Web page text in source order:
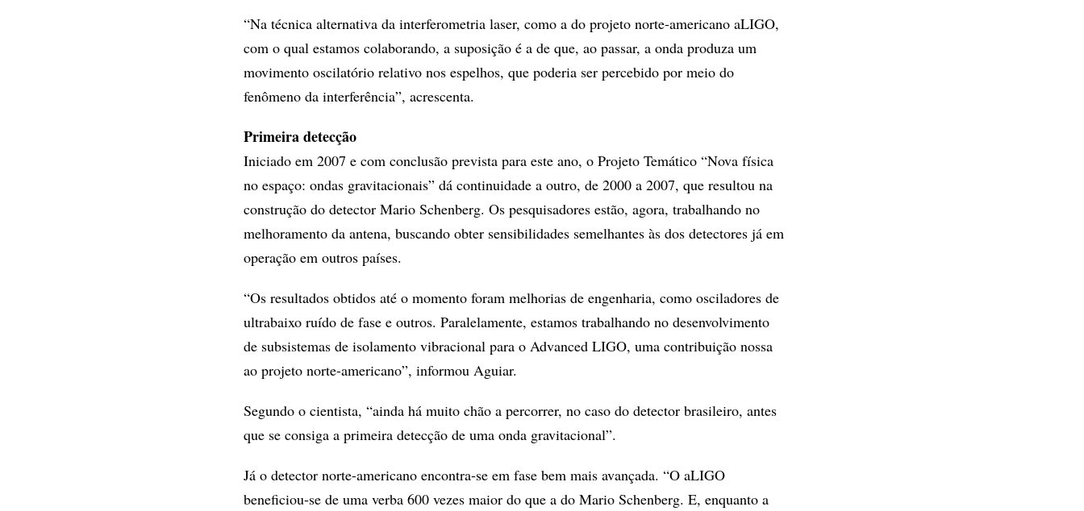
“Na técnica alternativa da interferometria laser, como a do projeto norte-americano aLIGO,
com o qual estamos colaborando, a suposição é a de que, ao passar, a onda produza um
movimento oscilatório relativo nos espelhos, que poderia ser percebido por meio do
fenômeno da interferência”, acrescenta.
Primeira detecção
Iniciado em 2007 e com conclusão prevista para este ano, o Projeto Temático “Nova física
no espaço: ondas gravitacionais” dá continuidade a outro, de 2000 a 2007, que resultou na
construção do detector Mario Schenberg. Os pesquisadores estão, agora, trabalhando no
melhoramento da antena, buscando obter sensibilidades semelhantes às dos detectores já em
operação em outros países.
“Os resultados obtidos até o momento foram melhorias de engenharia, como osciladores de
ultrabaixo ruído de fase e outros. Paralelamente, estamos trabalhando no desenvolvimento
de subsistemas de isolamento vibracional para o Advanced LIGO, uma contribuição nossa
ao projeto norte-americano”, informou Aguiar.
Segundo o cientista, “ainda há muito chão a percorrer, no caso do detector brasileiro, antes
que se consiga a primeira detecção de uma onda gravitacional”.
Já o detector norte-americano encontra-se em fase bem mais avançada. “O aLIGO
beneficiou-se de uma verba 600 vezes maior do que a do Mario Schenberg. E, enquanto a